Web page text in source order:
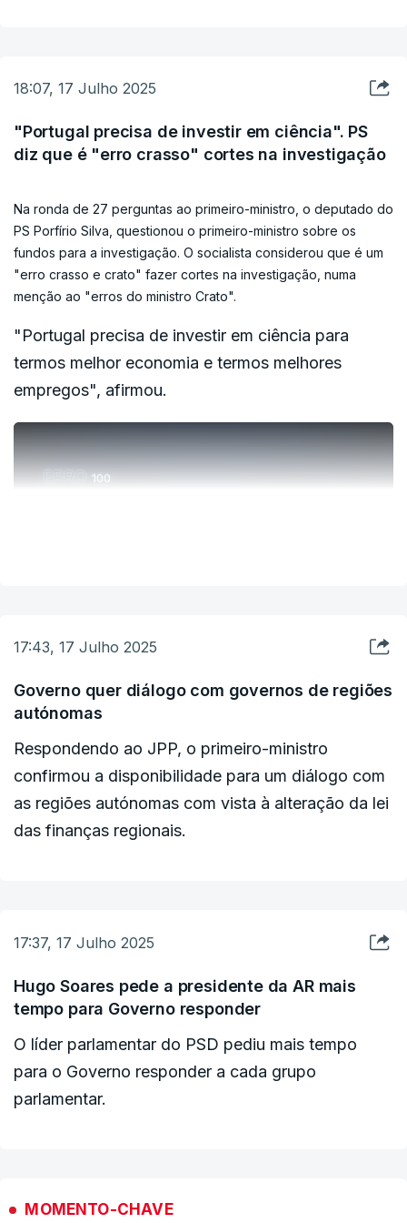
eleitoral" e da necessidade da sua codificação, advertiu que a
CNE deve ter uma preocupação de rigor ao nível da sua
temos visto nada”, apenas “urgências encerradas
ambulâncias”.
pôr um ponto final à novela com os helicópteros
de emergência médica (...) e também se pode
garantir que durante o verão o acesso à saúde e
às urgências vai estar garantido a todos os
consequências políticas caso isso não aconteça?”
“Senhor primeiro-ministro, o país precisa de
respostas agora não a partir de setembro",
pressionou.
18:07, 17 Julho 2025
"Portugal precisa de investir em ciência". PS
diz que é "erro crasso" cortes na investigação
Na ronda de 27 perguntas ao primeiro-ministro, o deputado do
PS Porfírio Silva, questionou o primeiro-ministro sobre os
fundos para a investigação. O socialista considerou que é um
"erro crasso e crato" fazer cortes na investigação, numa
menção ao "erros do ministro Crato".
"Portugal precisa de investir em ciência para
termos melhor economia e termos melhores
empregos", afirmou.
ERRO100
17:43, 17 Julho 2025
Governo quer diálogo com governos de regiões
autónomas
Respondendo ao JPP, o primeiro-ministro
confirmou a disponibilidade para um diálogo com
as regiões autónomas com vista à alteração da lei
das finanças regionais.
17:37, 17 Julho 2025
Hugo Soares pede a presidente da AR mais
tempo para Governo responder
O líder parlamentar do PSD pediu mais tempo
para o Governo responder a cada grupo
parlamentar.
MOMENTO-CHAVE